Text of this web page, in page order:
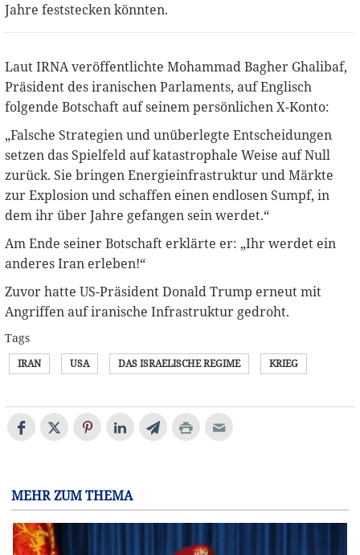
Jahre feststecken könnten.
Laut IRNA veröffentlichte Mohammad Bagher Ghalibaf,
Präsident des iranischen Parlaments, auf Englisch
folgende Botschaft auf seinem persönlichen X-Konto:
„Falsche Strategien und unüberlegte Entscheidungen
setzen das Spielfeld auf katastrophale Weise auf Null
zurück. Sie bringen Energieinfrastruktur und Märkte
zur Explosion und schaffen einen endlosen Sumpf, in
dem ihr über Jahre gefangen sein werdet.“
Am Ende seiner Botschaft erklärte er: „Ihr werdet ein
anderes Iran erleben!“
Zuvor hatte US-Präsident Donald Trump erneut mit
Angriffen auf iranische Infrastruktur gedroht.
Tags
IRAN USA DAS ISRAELISCHE REGIME KRIEG
MEHR ZUM THEMA